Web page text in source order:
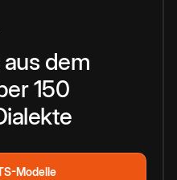
dem
150
Modelle